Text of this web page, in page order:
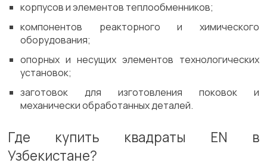
корпусов и элементов теплообменников;
компонентов реакторного и химического
оборудования;
опорных и несущих элементов технологических
установок;
заготовок для изготовления поковок и
механически обработанных деталей.
Где купить квадраты EN в
Узбекистане?